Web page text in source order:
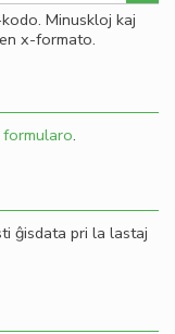
Minuskloj kaj
x-formato.
.
ĝisdata pri la lastaj